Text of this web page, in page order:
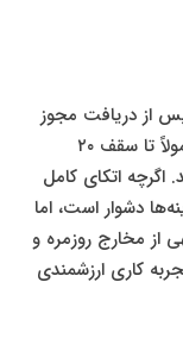
از دریافت مجوز
کار (Work Permit)، به صورت پاره‌وقت (معمولاً تا سقف ۲۰
اتکای کامل
دشوار است، اما
از مخارج روزمره و
کاری ارزشمندی